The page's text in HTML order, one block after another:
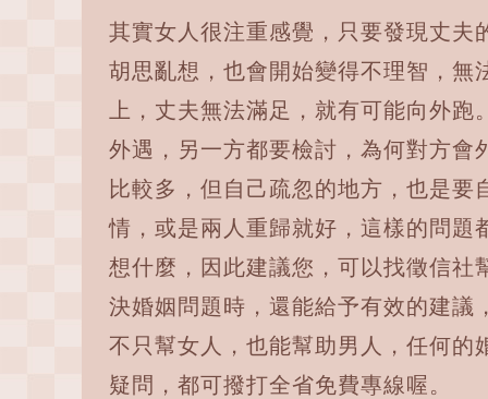
其實女人很注重感覺，只要發現丈夫
胡思亂想，也會開始變得不理智，無
上，丈夫無法滿足，就有可能向外
外遇，另一方都要檢討，為何對方會
比較多，但自己疏忽的地方，也是
情，或是兩人重歸就好，這樣的問題
想什麼，因此建議您，可以找徵信社
決婚姻問題時，還能給予有效的建議
不只幫女人，也能幫助男人，任何的
疑問，都可撥打全省免費專線喔。